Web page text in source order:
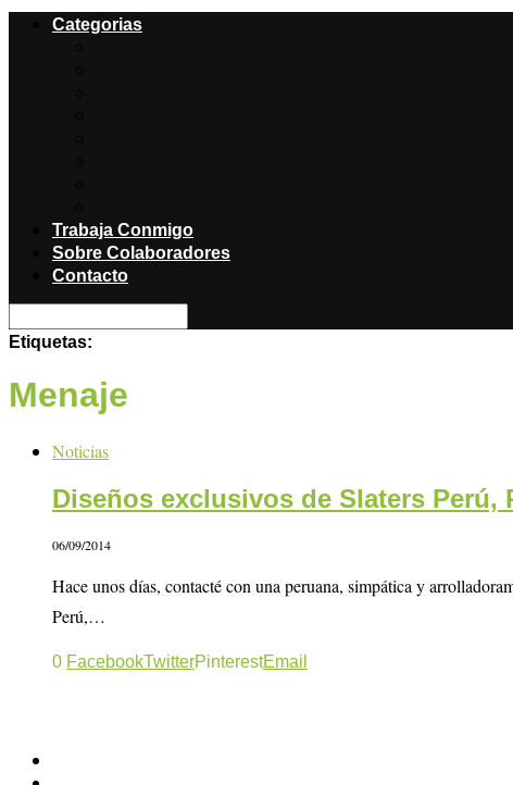
Categorias
Trabaja Conmigo
Sobre Colaboradores
Contacto
Etiquetas:
Menaje
Noticias
Diseños exclusivos de Slaters Perú,
06/09/2014
Hace unos días, contacté con una peruana, simpática y
Perú,…
0 FacebookTwitterPinterestEmail